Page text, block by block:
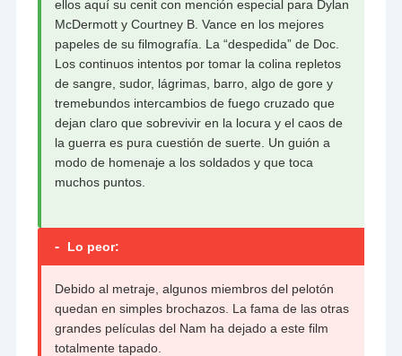
ellos aquí su cenit con mención especial para Dylan
McDermott y Courtney B. Vance en los mejores
papeles de su filmografía. La “despedida” de Doc.
Los continuos intentos por tomar la colina repletos
de sangre, sudor, lágrimas, barro, algo de gore y
tremebundos intercambios de fuego cruzado que
dejan claro que sobrevivir en la locura y el caos de
la guerra es pura cuestión de suerte. Un guión a
modo de homenaje a los soldados y que toca
muchos puntos.
- Lo peor:
Debido al metraje, algunos miembros del pelotón
quedan en simples brochazos. La fama de las otras
grandes películas del Nam ha dejado a este film
totalmente tapado.